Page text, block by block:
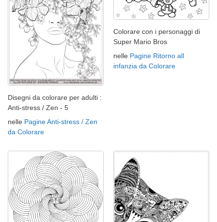
Disegni da colorare per adulti :
Anti-stress / Zen - 5
nelle Pagine Anti-stress / Zen
da Colorare
Colorare con i personaggi di
Super Mario Bros
nelle Pagine Ritorno all
infanzia da Colorare